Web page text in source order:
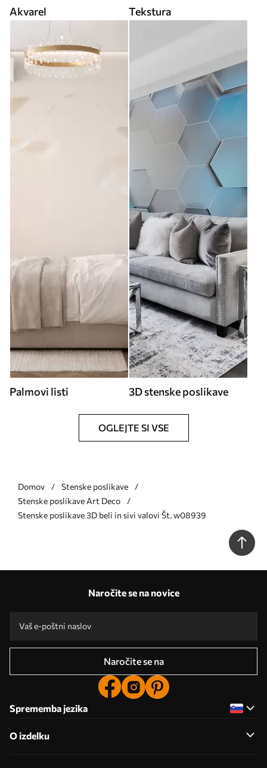
Akvarel Tekstura
Palmovi listi 3D stenske poslikave
OGLEJTE SI VSE
Domov
Stenske poslikave
Stenske poslikave Art Deco
Stenske poslikave 3D beli in sivi valovi Št. w08939
Naročite se na novice
Naročite se na
Sprememba jezika
O izdelku